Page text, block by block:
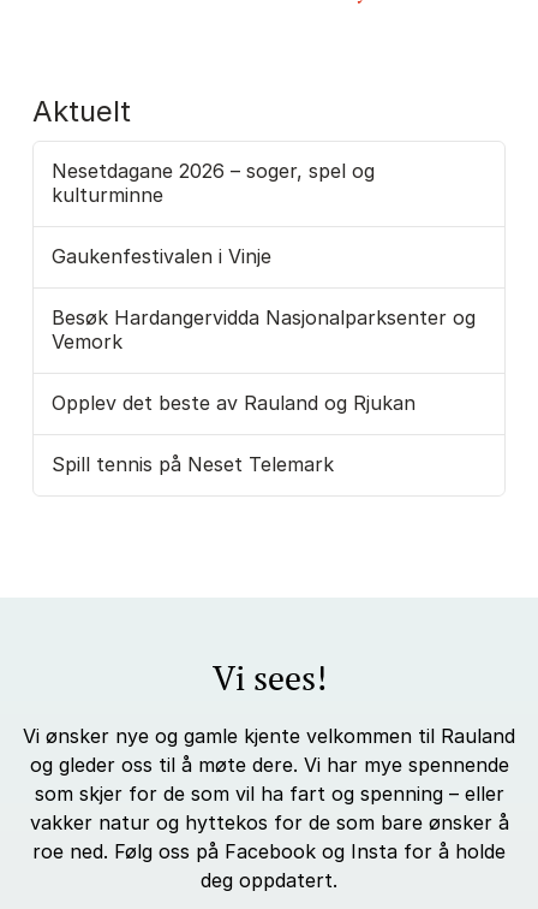
Aktuelt
Nesetdagane 2026 – soger, spel og
kulturminne
Gaukenfestivalen i Vinje
Besøk Hardangervidda Nasjonalparksenter og
Vemork
Opplev det beste av Rauland og Rjukan
Spill tennis på Neset Telemark
Vi sees!
Vi ønsker nye og gamle kjente velkommen til Rauland
og gleder oss til å møte dere. Vi har mye spennende
som skjer for de som vil ha fart og spenning – eller
vakker natur og hyttekos for de som bare ønsker å
roe ned. Følg oss på Facebook og Insta for å holde
deg oppdatert.